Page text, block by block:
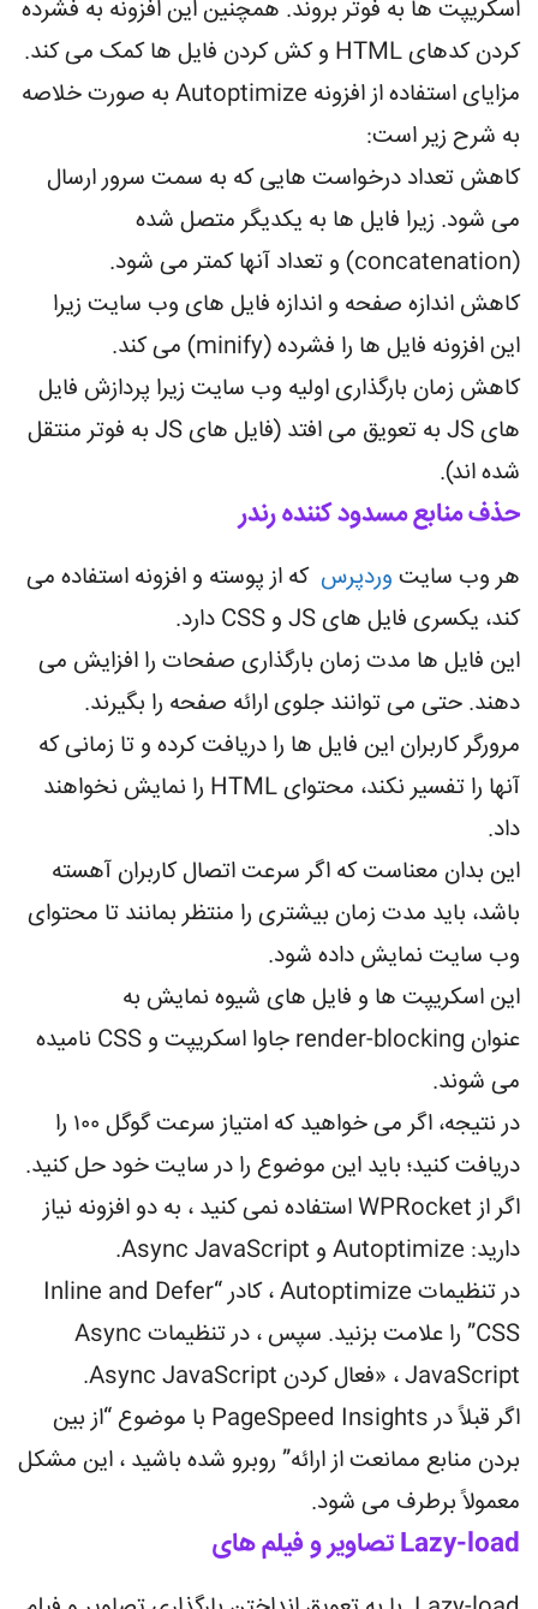
اسکریپت ها به فوتر بروند. همچنین این افزونه به فشرده
کردن کدهای HTML و کش کردن فایل ها کمک می کند.
مزایای استفاده از افزونه Autoptimize به صورت خلاصه
به شرح زیر است:
کاهش تعداد درخواست هایی که به سمت سرور ارسال
می شود. زیرا فایل ها به یکدیگر متصل شده
(concatenation) و تعداد آنها کمتر می شود.
کاهش اندازه صفحه و اندازه فایل های وب سایت زیرا
این افزونه فایل ها را فشرده (minify) می کند.
کاهش زمان بارگذاری اولیه وب سایت زیرا پردازش فایل
های JS به تعویق می افتد (فایل های JS به فوتر منتقل
شده اند).
حذف منابع مسدود کننده رندر
هر وب سایت وردپرس که از پوسته و افزونه استفاده می
کند، یکسری فایل های JS و CSS دارد.
این فایل ها مدت زمان بارگذاری صفحات را افزایش می
دهند. حتی می توانند جلوی ارائه صفحه را بگیرند.
مرورگر کاربران این فایل ها را دریافت کرده و تا زمانی که
آنها را تفسیر نکند، محتوای HTML را نمایش نخواهند
داد.
این بدان معناست که اگر سرعت اتصال کاربران آهسته
باشد، باید مدت زمان بیشتری را منتظر بمانند تا محتوای
وب سایت نمایش داده شود.
این اسکریپت ها و فایل های شیوه نمایش به
عنوان render-blocking جاوا اسکریپت و CSS نامیده
می شوند.
در نتیجه، اگر می خواهید که امتیاز سرعت گوگل ۱۰۰ را
دریافت کنید؛ باید این موضوع را در سایت خود حل کنید.
اگر از WPRocket استفاده نمی کنید ، به دو افزونه نیاز
دارید: Autoptimize و Async JavaScript.
در تنظیمات Autoptimize ، کادر “Inline and Defer
CSS” را علامت بزنید. سپس ، در تنظیمات Async
JavaScript ، «فعال کردن Async JavaScript.
اگر قبلاً در PageSpeed Insights با موضوع “از بین
بردن منابع ممانعت از ارائه” روبرو شده باشید ، این مشکل
معمولاً برطرف می شود.
Lazy-load تصاویر و فیلم های